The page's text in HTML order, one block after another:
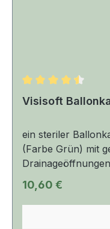
Durchschnittliche
Visisoft
ein steriler
(Farbe Grün) mit
Katheterspitze der
Katheterstopfen
Ablauftrichters ein
einer Länge von
Regulärer Preis:
10,60 €